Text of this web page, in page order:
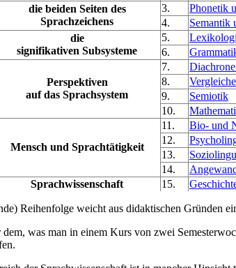
die beiden Seiten des
Sprachzeichens
3.
Phonetik
4.
Semantik
die
signifikativen Subsysteme
5.
6.
Perspektiven
auf das Sprachsystem
7.
8.
9.
Semiotik
10.
Mensch und Sprachtätigkeit
11.
Bio- und
12.
13.
14.
Sprachwissenschaft 15.
Reihenfolge weicht aus didaktischen Gründen
was man in einem Kurs von zwei